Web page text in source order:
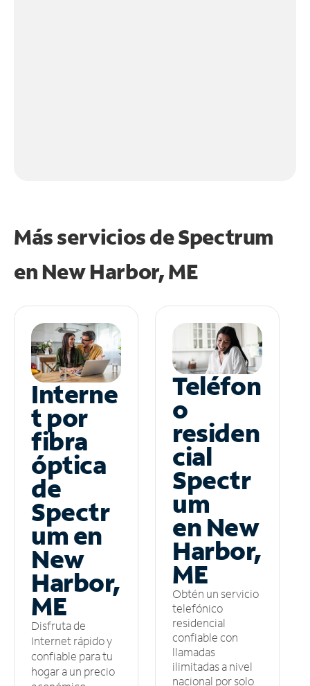
Más servicios de Spectrum
en New Harbor, ME
Interne
t por
fibra
óptica
de
Spectr
um en
New
Harbor,
ME
Disfruta de
Internet rápido y
confiable para tu
hogar a un precio
Teléfon
o
residen
cial
Spectr
um
en New
Harbor,
ME
Obtén un servicio
telefónico
residencial
confiable con
llamadas
ilimitadas a nivel
nacional por solo